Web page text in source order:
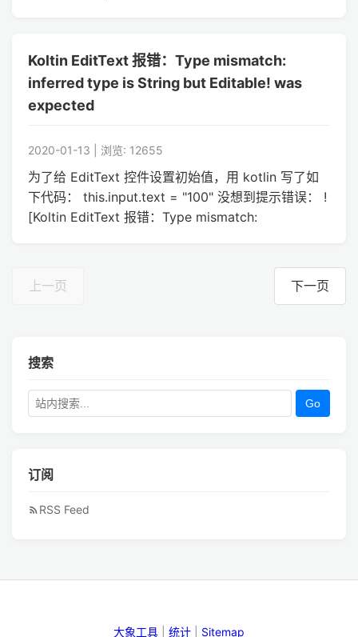
Koltin EditText 报错：Type mismatch:
inferred type is String but Editable! was
expected
2020-01-13 | 浏览: 12655
为了给 EditText 控件设置初始值，用 kotlin 写了如
下代码： this.input.text = "100" 没想到提示错误： !
[Koltin EditText 报错：Type mismatch:
上一页 下一页
搜索
Go
订阅
RSS Feed
大象工具 统计 Sitemap